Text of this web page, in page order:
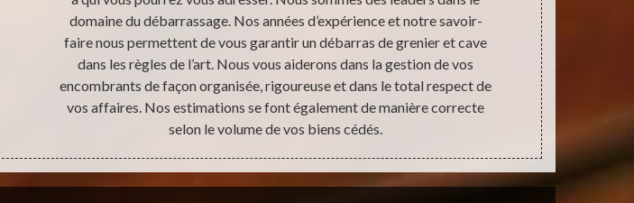
domaine du débarrassage. Nos années d’expérience et notre savoir-
faire nous permettent de vous garantir un débarras de grenier et cave
dans les règles de l’art. Nous vous aiderons dans la gestion de vos
encombrants de façon organisée, rigoureuse et dans le total respect de
vos affaires. Nos estimations se font également de manière correcte
selon le volume de vos biens cédés.